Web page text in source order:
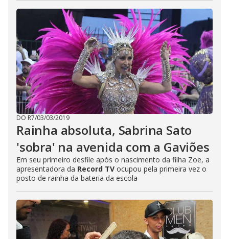
DO R7/03/03/2019
Rainha absoluta, Sabrina Sato
'sobra' na avenida com a Gaviões
Em seu primeiro desfile após o nascimento da filha Zoe, a
apresentadora da Record TV ocupou pela primeira vez o
posto de rainha da bateria da escola